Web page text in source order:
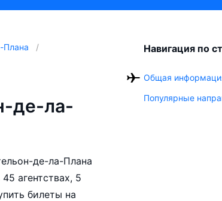
Плана
де-ла-
де-ла-Плана
агентствах, 5
билеты на
Навигация по
Общая
Популярные